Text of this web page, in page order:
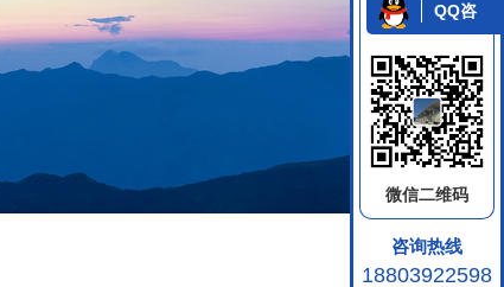
QQ咨
询
微信二维码
咨询热线
18803922598